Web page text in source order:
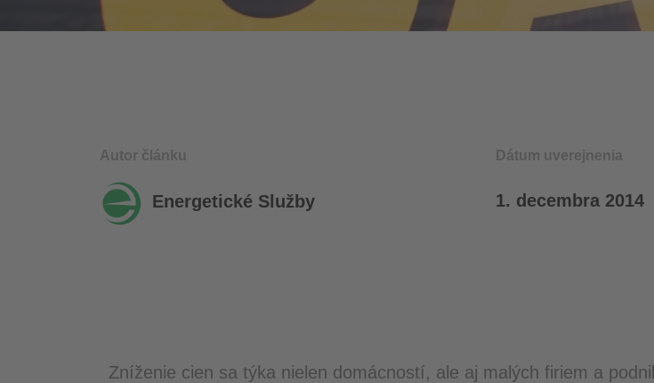
Autor článku
Energetické Služby
Dátum uverejnenia
1. decembra 2014
Zníženie cien sa týka nielen domácností, ale aj malých firiem a